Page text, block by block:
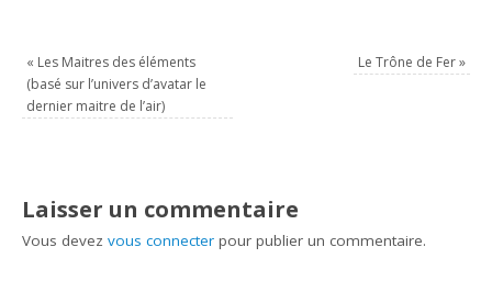
« Les Maitres des éléments
(basé sur l’univers d’avatar le
dernier maitre de l’air)
Le Trône de Fer»
Laisser un commentaire
Vous devezvous connecter pour publier un commentaire.